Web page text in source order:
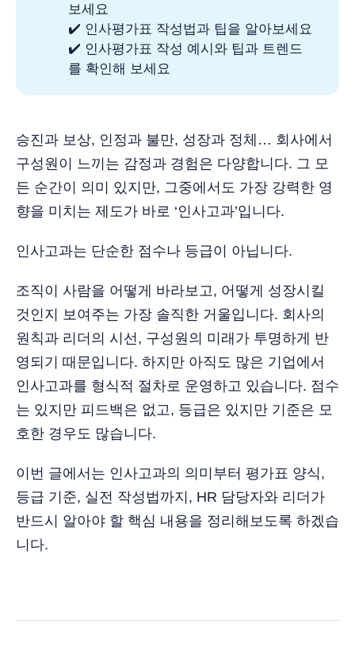
보세요
✔️ 인사평가표 작성법과 팁을 알아보세요
✔️ 인사평가표 작성 예시와 팁과 트렌드
를 확인해 보세요
승진과 보상, 인정과 불만, 성장과 정체… 회사에서
구성원이 느끼는 감정과 경험은 다양합니다. 그 모
든 순간이 의미 있지만, 그중에서도 가장 강력한 영
향을 미치는 제도가 바로 ‘인사고과’입니다.
인사고과는 단순한 점수나 등급이 아닙니다.
조직이 사람을 어떻게 바라보고, 어떻게 성장시킬
것인지 보여주는 가장 솔직한 거울입니다. 회사의
원칙과 리더의 시선, 구성원의 미래가 투명하게 반
영되기 때문입니다. 하지만 아직도 많은 기업에서
인사고과를 형식적 절차로 운영하고 있습니다. 점수
는 있지만 피드백은 없고, 등급은 있지만 기준은 모
호한 경우도 많습니다.
이번 글에서는 인사고과의 의미부터 평가표 양식,
등급 기준, 실전 작성법까지, HR 담당자와 리더가
반드시 알아야 할 핵심 내용을 정리해보도록 하겠습
니다.